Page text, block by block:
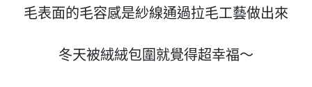
毛表面的毛容感是紗線通過拉毛工藝做出來
冬天被絨絨包圍就覺得超幸福〜